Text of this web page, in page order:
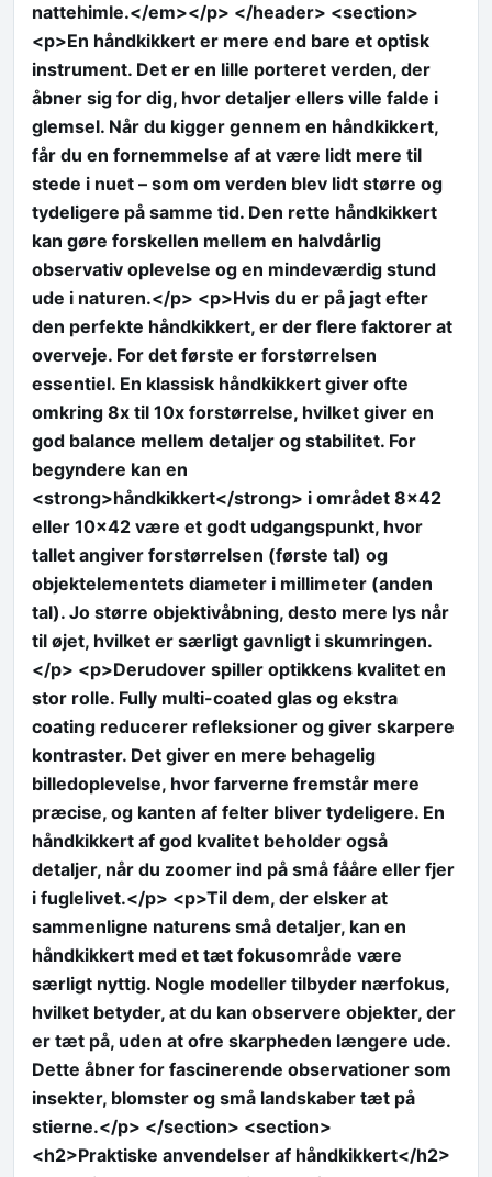
nattehimle.</em></p> </header> <section>
<p>En håndkikkert er mere end bare et optisk
instrument. Det er en lille porteret verden, der
åbner sig for dig, hvor detaljer ellers ville falde i
glemsel. Når du kigger gennem en håndkikkert,
får du en fornemmelse af at være lidt mere til
stede i nuet – som om verden blev lidt større og
tydeligere på samme tid. Den rette håndkikkert
kan gøre forskellen mellem en halvdårlig
observativ oplevelse og en mindeværdig stund
ude i naturen.</p> <p>Hvis du er på jagt efter
den perfekte håndkikkert, er der flere faktorer at
overveje. For det første er forstørrelsen
essentiel. En klassisk håndkikkert giver ofte
omkring 8x til 10x forstørrelse, hvilket giver en
god balance mellem detaljer og stabilitet. For
begyndere kan en
<strong>håndkikkert</strong> i området 8×42
eller 10×42 være et godt udgangspunkt, hvor
tallet angiver forstørrelsen (første tal) og
objektelementets diameter i millimeter (anden
tal). Jo større objektivåbning, desto mere lys når
til øjet, hvilket er særligt gavnligt i skumringen.
</p> <p>Derudover spiller optikkens kvalitet en
stor rolle. Fully multi-coated glas og ekstra
coating reducerer refleksioner og giver skarpere
kontraster. Det giver en mere behagelig
billedoplevelse, hvor farverne fremstår mere
præcise, og kanten af felter bliver tydeligere. En
håndkikkert af god kvalitet beholder også
detaljer, når du zoomer ind på små fååre eller fjer
i fuglelivet.</p> <p>Til dem, der elsker at
sammenligne naturens små detaljer, kan en
håndkikkert med et tæt fokusområde være
særligt nyttig. Nogle modeller tilbyder nærfokus,
hvilket betyder, at du kan observere objekter, der
er tæt på, uden at ofre skarpheden længere ude.
Dette åbner for fascinerende observationer som
insekter, blomster og små landskaber tæt på
stierne.</p> </section> <section>
<h2>Praktiske anvendelser af håndkikkert</h2>